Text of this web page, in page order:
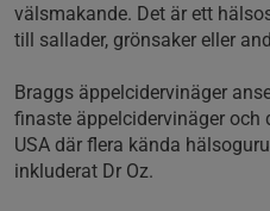
välsmakande. Det är ett
till sallader, grönsaker eller
Braggs äppelcidervinäger
finaste äppelcidervinäger
USA där flera kända
inkluderat Dr Oz.